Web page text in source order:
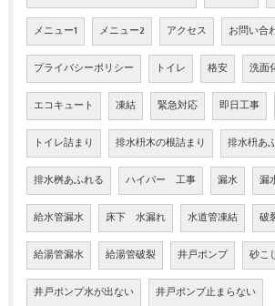
メニュー1 メニュー2 アクセス お問い合
プライバシーポリシー トイレ 格安 洗面
エコキュート 凍結 緊急対応 即日工事
トイレ詰まり 排水枡木の根詰まり 排水枡あ
排水桝あふれる ハイパー 工事 漏水 漏
給水管漏水 床下 水漏れ 水道管凍結 破
給湯管漏水 給湯管破裂 井戸ポンプ 砂こ
井戸ポンプ水が出ない 井戸ポンプ止まらない